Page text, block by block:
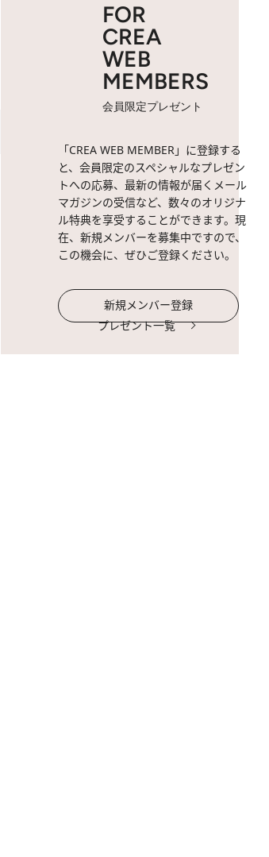
FOR
CREA
WEB
MEMBERS
会員限定プレゼント
「CREA WEB MEMBER」に登録する
と、会員限定のスペシャルなプレゼン
トへの応募、最新の情報が届くメール
マガジンの受信など、数々のオリジナ
ル特典を享受することができます。現
在、新規メンバーを募集中ですので、
この機会に、ぜひご登録ください。
新規メンバー登録
プレゼント一覧